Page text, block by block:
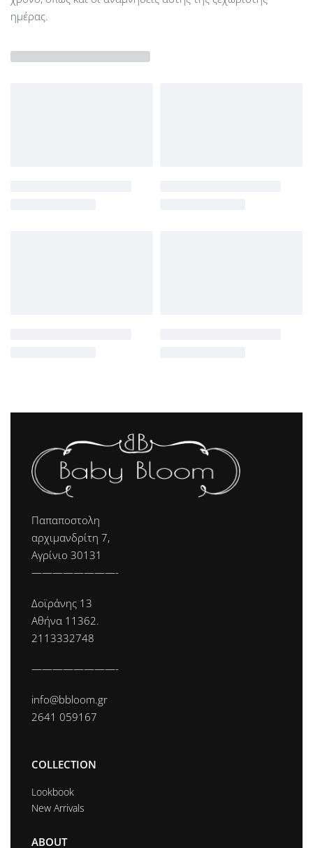
ημέρας.
Παπαποστολη
αρχιμανδρίτη 7,
Αγρίνιο 30131
————————-
Δοϊράνης 13
Αθήνα 11362.
2113332748
————————-
info@bbloom.gr
2641 059167
COLLECTION
Lookbook
New Arrivals
ABOUT